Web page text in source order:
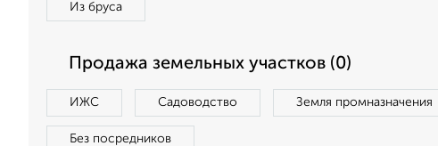
Из бруса
Продажа земельных участков (0)
ИЖС Садоводство Земля промназначения
Без посредников